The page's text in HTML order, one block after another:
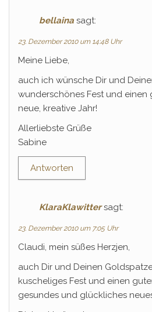
bellaina sagt:
23. Dezember 2010 um 14:48 Uhr
Meine Liebe,
auch ich wünsche Dir und
wunderschönes Fest und einen
neue, kreative Jahr!
Allerliebste Grüße
Sabine
Antworten
KlaraKlawitter sagt:
23. Dezember 2010 um 7:05 Uhr
Claudi, mein süßes Herzjen,
auch Dir und Deinen
kuscheliges Fest und einen
gesundes und glückliches